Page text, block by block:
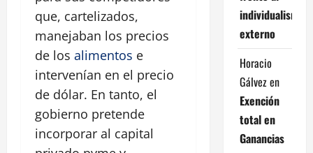
que, cartelizados,
manejaban los precios
de los alimentos e
intervenían en el precio
de dólar. En tanto, el
gobierno pretende
incorporar al capital
individualismo
externo
Horacio
Gálvezen
Exención
total en
Ganancias